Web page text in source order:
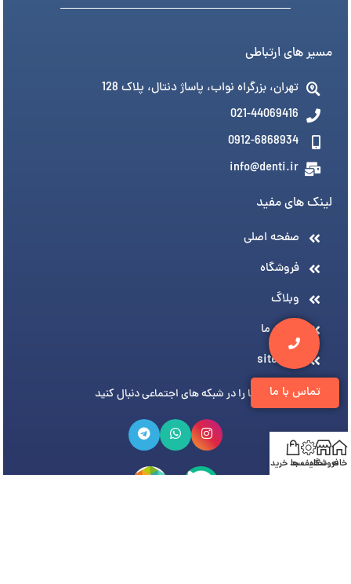
تماس با ما
مسیر های ارتباطی
تهران، بزرگراه نواب، پاساژ دنتال، پلاک 128
021-44069416
0912-6868934
info@denti.ir
لینک های مفید
صفحه اصلی
فروشگاه
وبلاگ
درباره ما
sitemap
ما را در شبکه های اجتماعی دنبال کنید
خانهفروشگاه
تخفیف هاسبد خرید